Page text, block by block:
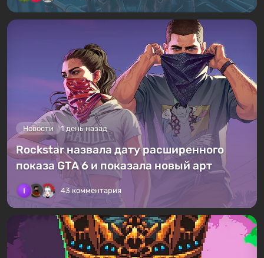
Новости 1 день назад
Rockstar назвала дату расширенного
показа GTA 6 и показала новый арт
43 комментария